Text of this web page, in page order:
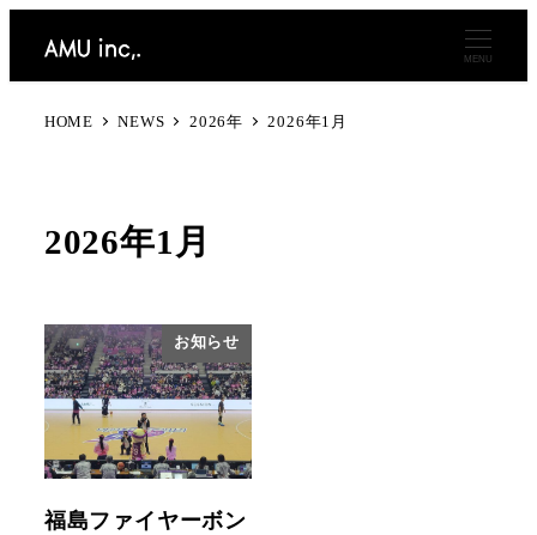
MENU
HOME NEWS 2026年 2026年1月
2026年1月
お知らせ
福島ファイヤーボン